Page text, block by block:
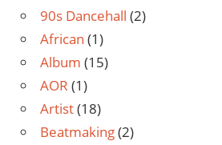
90s Dancehall (2)
African (1)
Album (15)
AOR (1)
Artist(18)
Beatmaking(2)